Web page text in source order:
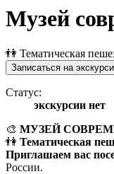
Музей
👫 Тематическая
Записаться на
Статус:
экскурсии нет
🎨 МУЗЕЙ
👫 Тематическая
Приглашаем вас
России.